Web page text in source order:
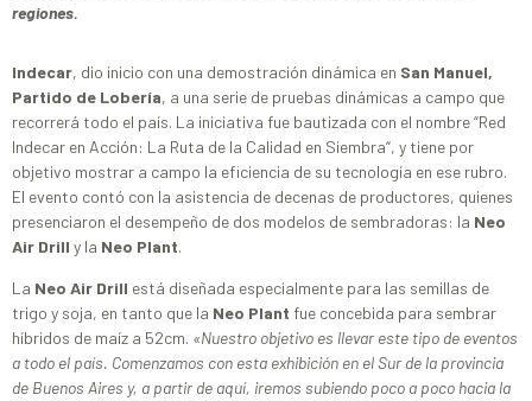
regiones.
Indecar, dio inicio con una demostración dinámica en San Manuel,
Partido de Lobería, a una serie de pruebas dinámicas a campo que
recorrerá todo el país. La iniciativa fue bautizada con el nombre “Red
Indecar en Acción: La Ruta de la Calidad en Siembra“, y tiene por
objetivo mostrar a campo la eficiencia de su tecnología en ese rubro.
El evento contó con la asistencia de decenas de productores, quienes
presenciaron el desempeño de dos modelos de sembradoras: la Neo
Air Drill y la Neo Plant.
La Neo Air Drill está diseñada especialmente para las semillas de
trigo y soja, en tanto que la Neo Plant fue concebida para sembrar
híbridos de maíz a 52cm. «Nuestro objetivo es llevar este tipo de eventos
a todo el país. Comenzamos con esta exhibición en el Sur de la provincia
de Buenos Aires y, a partir de aquí, iremos subiendo poco a poco hacia la